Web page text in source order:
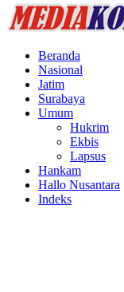
Beranda
Nasional
Jatim
Surabaya
Umum
Hukrim
Ekbis
Lapsus
Hankam
Hallo Nusantara
Indeks